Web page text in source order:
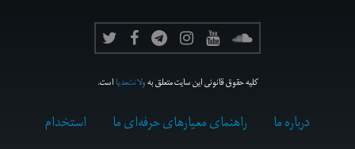
کلیه حقوق قانونی این سایت متعلق بهولانت‌مدیااست.
درباره ما راهنمای معیارهای حرفه‌ای ما
استخدام